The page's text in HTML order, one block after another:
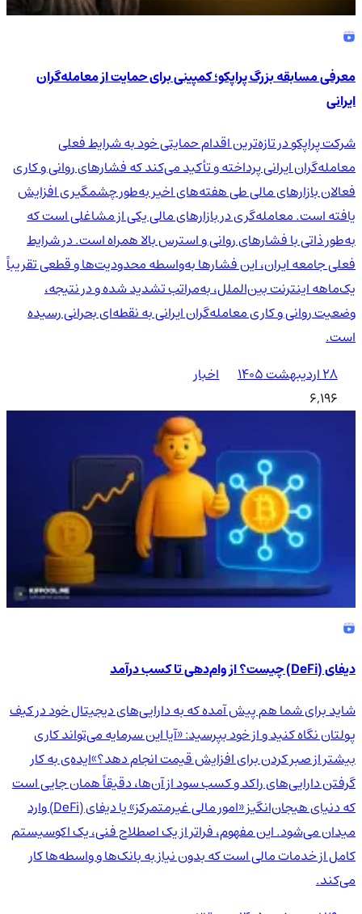
معرفی مسابقه بزرگ پراپکو؛ کمپینی برای حمایت از معامله‌گران
ایرانی
شرکت پراپکو در تازه‌ترین اقدام حمایتی خود به شرایط فعلی
معامله‌گران ایرانی پرداخته و تأکید می‌کند که فشارهای روانی و کاری
فعالان بازارهای مالی طی هفته‌های اخیر به‌طور چشمگیری افزایش
یافته است. معامله‌گری در بازارهای مالی یکی از مشاغلی است که
به‌طور ذاتی با فشارهای روانی و استرس بالا همراه است. در شرایط
فعلی جامعه ایران، این فشارها به‌واسطه محدودیت‌ها و قطعی تقریباً
یک‌ماهه اینترنت بین‌الملل، به‌مراتب تشدید شده و در نتیجه،
وضعیت روانی و کاری معامله‌گران ایرانی به نقطه‌ای بحرانی رسیده
است.
۲۸ اردیبهشت ۱۴۰۵
اخبار
6,196
دیفای (DeFi) چیست؟ از وام‌دهی تا کسب درآمد
شاید برای شما هم پیش آمده که به دارایی‌های دیجیتال خود در کیف
پولتان نگاه کنید و از خود بپرسید: «آیا این سرمایه می‌تواند کاری
بیشتر از صبر کردن برای افزایش قیمت انجام دهد؟»ایده‌ی به کار
گرفتن دارایی‌های راکد و کسب سود از آن‌ها، دقیقاً همان جایی است
که دنیای هیجان‌انگیز «امور مالی غیرمتمرکز» یا دیفای (DeFi) وارد
میدان می‌شود. این مفهوم، فراتر از یک اصطلاح فنی، یک اکوسیستم
کامل از خدمات مالی است که بدون نیاز به بانک‌ها و واسطه‌ها کار
می‌کند.